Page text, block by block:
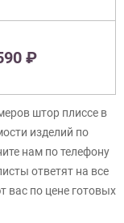
₽
штор плиссе в
изделий по
нам по телефону
ответят на все
вас по цене готовых